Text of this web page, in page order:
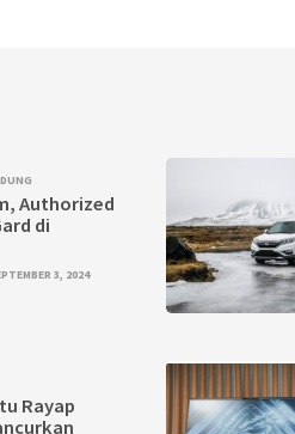
Authorized
di
3, 2024
Rayap